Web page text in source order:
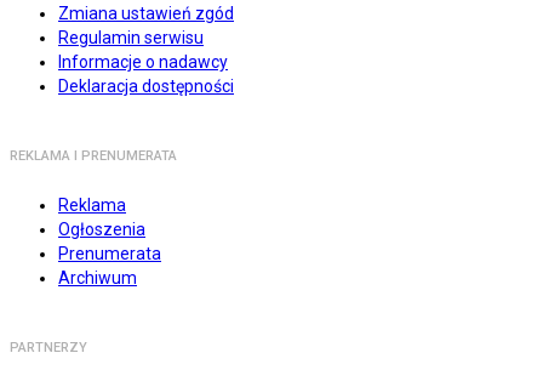
Zmiana ustawień zgód
Regulamin serwisu
Informacje o nadawcy
Deklaracja dostępności
REKLAMA I PRENUMERATA
Reklama
Ogłoszenia
Prenumerata
Archiwum
PARTNERZY